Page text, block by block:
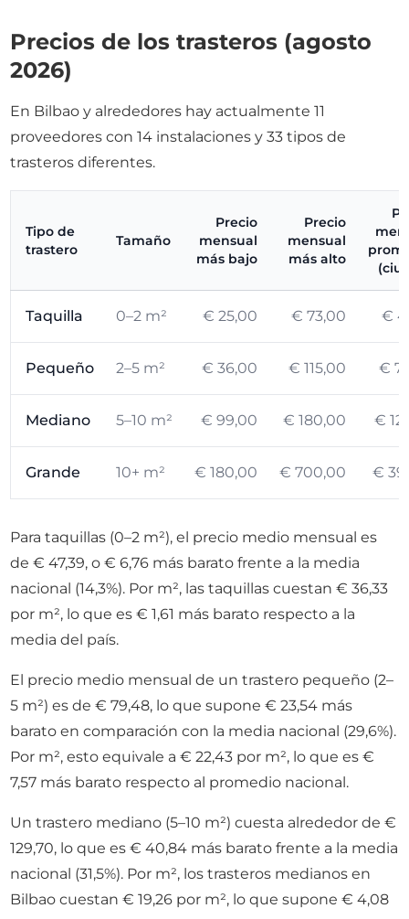
Precios de los trasteros (agosto
2026)
En Bilbao y alrededores hay actualmente 11
proveedores con 14 instalaciones y 33 tipos de
trasteros diferentes.
Tipo de
trastero
Tamaño
Precio
mensual
más bajo
Precio
mensual
más alto
Taquilla 0–2 m² € 25,00 € 73,00 €
Pequeño 2–5 m² € 36,00 € 115,00 €
Mediano 5–10 m² € 99,00 € 180,00 €
Grande 10+ m² € 180,00 € 700,00 €
Para taquillas (0–2 m²), el precio medio mensual es
de € 47,39, o € 6,76 más barato frente a la media
nacional (14,3%). Por m², las taquillas cuestan € 36,33
por m², lo que es € 1,61 más barato respecto a la
media del país.
El precio medio mensual de un trastero pequeño (2–
5 m²) es de € 79,48, lo que supone € 23,54 más
barato en comparación con la media nacional (29,6%).
Por m², esto equivale a € 22,43 por m², lo que es €
7,57 más barato respecto al promedio nacional.
Un trastero mediano (5–10 m²) cuesta alrededor de €
129,70, lo que es € 40,84 más barato frente a la media
nacional (31,5%). Por m², los trasteros medianos en
Bilbao cuestan € 19,26 por m², lo que supone € 4,08